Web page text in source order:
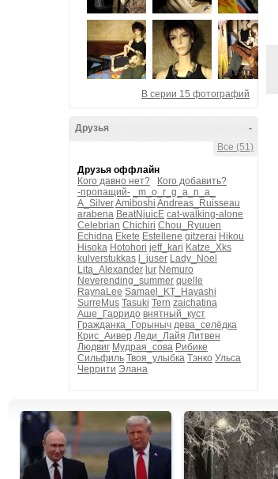
В серии 15 фотографий
-
Друзья
Все (51)
Друзья оффлайн
Кого давно нет?
Кого добавить?
-пропащий-
_m_o_r_g_a_n_a_
A_SilverAmiboshi Andreas_Ruisseau
arabena BeatNjuicE cat-walking-alone
Celebrian Chichiri Chou_Ryuuen
Echidna Ekete Estellene gitzerai Hikou
Hisoka Hotohori jeff_kari Katze_Xks
kulverstukkas
l_juser Lady_Noel
Lita_Alexander lur Nemuro
Neverending_summer quelle
RaynaLee Samael_KT_Hayashi
SurreMus Tasuki Tern zaichatina
Аше_Гарридо внятный_куст
Гражданка_Горыныч дева_селёдка
Крис_Аивер Леди_Лайя Литвен
Людвиг Мудрая_сова Рибике
Сильфиль Твоя_улыбка Тэнко Ульса
Черрити Элана